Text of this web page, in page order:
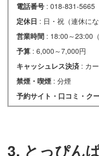
電話番号 : 018-831-5665
定休日 : 日・祝（連休に
営業時間 : 18:00～23:00
予算 : 6,000～7,000円
キャッシュレス決済 : カ
禁煙・喫煙 : 分煙
予約サイト・口コミ・ク
3. とっぴん